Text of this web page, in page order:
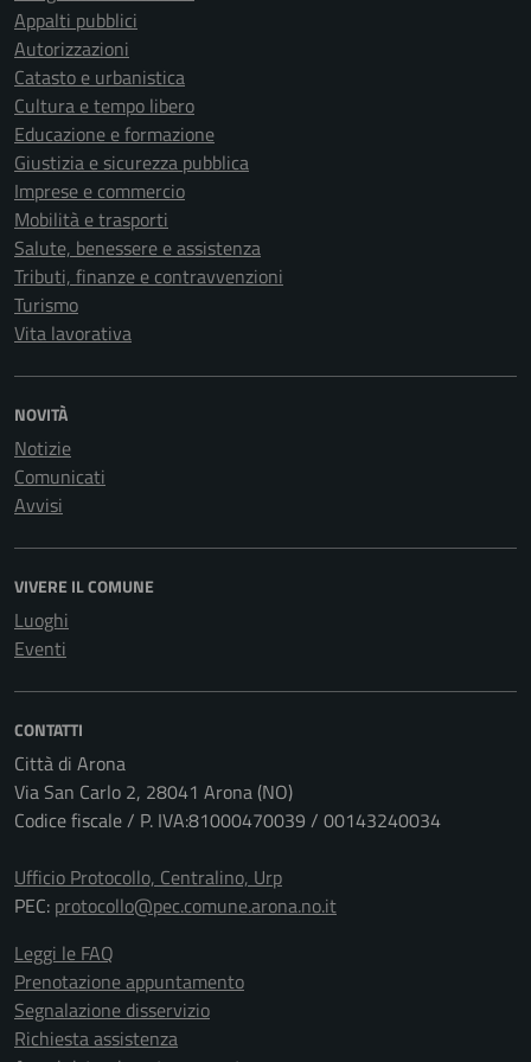
Appalti pubblici
Autorizzazioni
Catasto e urbanistica
Cultura e tempo libero
Educazione e formazione
Giustizia e sicurezza pubblica
Imprese e commercio
Mobilità e trasporti
Salute, benessere e assistenza
Tributi, finanze e contravvenzioni
Turismo
Vita lavorativa
NOVITÀ
Notizie
Comunicati
Avvisi
VIVERE IL COMUNE
Luoghi
Eventi
CONTATTI
Città di Arona
Via San Carlo 2, 28041 Arona (NO)
Codice fiscale / P. IVA:81000470039 / 00143240034
Ufficio Protocollo, Centralino, Urp
PEC: protocollo@pec.comune.arona.no.it
Leggi le FAQ
Prenotazione appuntamento
Segnalazione disservizio
Richiesta assistenza